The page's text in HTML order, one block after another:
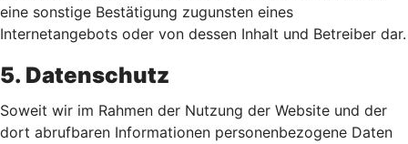
eine sonstige Bestätigung zugunsten eines
Internetangebots oder von dessen Inhalt und Betreiber dar.
5. Datenschutz
Soweit wir im Rahmen der Nutzung der Website und der
dort abrufbaren Informationen personenbezogene Daten